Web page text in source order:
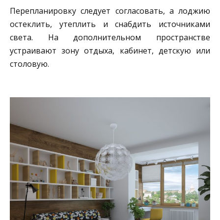
Перепланировку следует согласовать, а лоджию
остеклить, утеплить и снабдить источниками
света. На дополнительном пространстве
устраивают зону отдыха, кабинет, детскую или
столовую.